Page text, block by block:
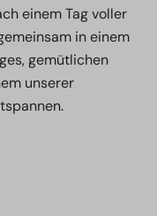
einem Tag voller
in einem
gemütlichen
unserer